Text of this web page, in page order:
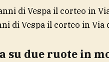
di Vespa il corteo in Via
su due ruote in